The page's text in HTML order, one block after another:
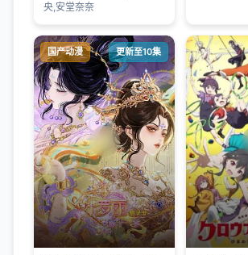
央,安堂奈奈
国产动漫 更新至10集